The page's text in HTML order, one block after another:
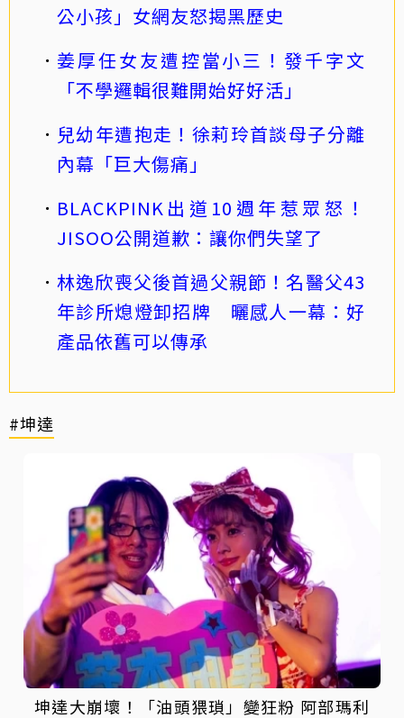
公小孩」女網友怒揭黑歷史
姜厚任女友遭控當小三！發千字文
「不學邏輯很難開始好好活」
兒幼年遭抱走！徐莉玲首談母子分離
內幕「巨大傷痛」
BLACKPINK出道10週年惹眾怒！
JISOO公開道歉：讓你們失望了
林逸欣喪父後首過父親節！名醫父43
年診所熄燈卸招牌 曬感人一幕：好
產品依舊可以傳承
#坤達
坤達大崩壞！「油頭猥瑣」變狂粉 阿部瑪利